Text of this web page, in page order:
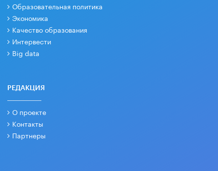
Образовательная политика
Экономика
Качество образования
Интервести
Big data
РЕДАКЦИЯ
О проекте
Контакты
Партнеры